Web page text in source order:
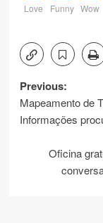
Love
Funny Wow
Post
Previous:
Mapeamento de
Informações
Oficina